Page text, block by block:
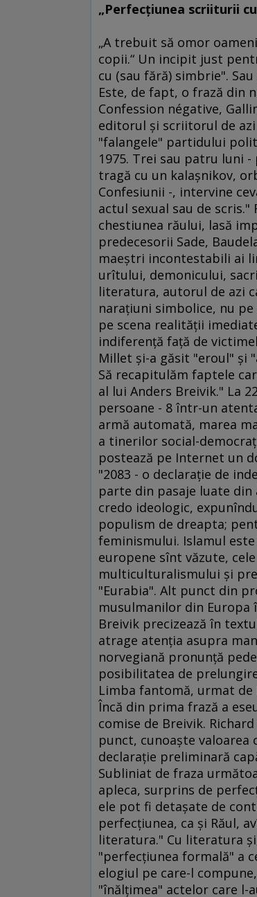
„Perfecţiunea scriiturii
„A trebuit să omor
copii.“ Un incipit just
cu (sau fără) simbrie".
Este, de fapt, o frază din
Confession négative,
editorul şi scriitorul de
"falangele" partidului
1975. Trei sau patru luni
tragă cu un kalaşnikov,
Confesiunii -, intervine
actul sexual sau de
chestiunea răului, lasă
predecesorii Sade,
maeştri incontestabili ai
urîtului, demonicului,
literatura, autorul de azi
naraţiuni simbolice, nu
pe scena realităţii
indiferenţă faţă de
Millet şi-a găsit "eroul" şi
Să recapitulăm faptele
al lui Anders Breivik." La
persoane - 8 într-un
armă automată, marea
a tinerilor social-
postează pe Internet un
"2083 - o declaraţie de
parte din pasaje luate
credo ideologic,
populism de dreapta;
feminismului. Islamul
europene sînt văzute,
multiculturalismului şi
"Eurabia". Alt punct din
musulmanilor din
Breivik precizează în
atrage atenţia asupra
norvegiană pronunţă
posibilitatea de
Limba fantomă, urmat
Încă din prima frază a
comise de Breivik.
punct, cunoaşte
declaraţie preliminară
Subliniat de fraza
apleca, surprins de
ele pot fi detaşate de
perfecţiunea, ca şi Răul,
literatura." Cu literatura
"perfecţiunea formală" a
elogiul pe care-l
"înălţimea" actelor care l-